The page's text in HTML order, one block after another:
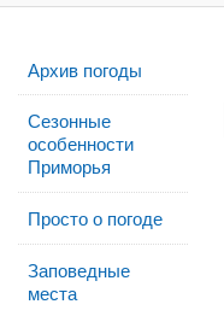
Архив погоды
Сезонные
особенности
Приморья
Просто о погоде
Заповедные
места